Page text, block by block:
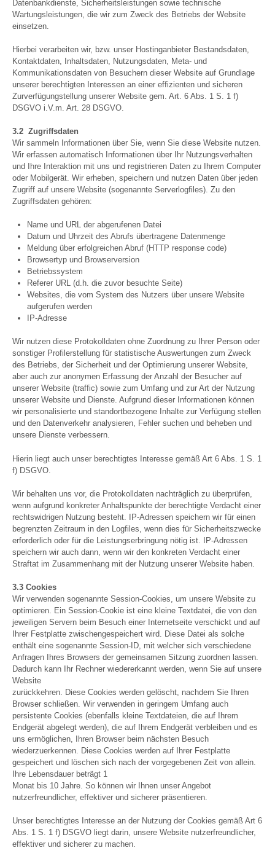
Datenbankdienste, Sicherheitsleistungen sowie technische
Wartungsleistungen, die wir zum Zweck des Betriebs der Website
einsetzen.
Hierbei verarbeiten wir, bzw. unser Hostinganbieter Bestandsdaten,
Kontaktdaten, Inhaltsdaten, Nutzungsdaten, Meta- und
Kommunikationsdaten von Besuchern dieser Website auf Grundlage
unserer berechtigten Interessen an einer effizienten und sicheren
Zurverfügungstellung unserer Website gem. Art. 6 Abs. 1 S. 1 f)
DSGVO i.V.m. Art. 28 DSGVO.
3.2 Zugriffsdaten
Wir sammeln Informationen über Sie, wenn Sie diese Website nutzen.
Wir erfassen automatisch Informationen über Ihr Nutzungsverhalten
und Ihre Interaktion mit uns und registrieren Daten zu Ihrem Computer
oder Mobilgerät. Wir erheben, speichern und nutzen Daten über jeden
Zugriff auf unsere Website (sogenannte Serverlogfiles). Zu den
Zugriffsdaten gehören:
Name und URL der abgerufenen Datei
Datum und Uhrzeit des Abrufs übertragene Datenmenge
Meldung über erfolgreichen Abruf (HTTP response code)
Browsertyp und Browserversion
Betriebssystem
Referer URL (d.h. die zuvor besuchte Seite)
Websites, die vom System des Nutzers über unsere Website
aufgerufen werden
IP-Adresse
Wir nutzen diese Protokolldaten ohne Zuordnung zu Ihrer Person oder
sonstiger Profilerstellung für statistische Auswertungen zum Zweck
des Betriebs, der Sicherheit und der Optimierung unserer Website,
aber auch zur anonymen Erfassung der Anzahl der Besucher auf
unserer Website (traffic) sowie zum Umfang und zur Art der Nutzung
unserer Website und Dienste. Aufgrund dieser Informationen können
wir personalisierte und standortbezogene Inhalte zur Verfügung stellen
und den Datenverkehr analysieren, Fehler suchen und beheben und
unsere Dienste verbessern.
Hierin liegt auch unser berechtigtes Interesse gemäß Art 6 Abs. 1 S. 1
f) DSGVO.
Wir behalten uns vor, die Protokolldaten nachträglich zu überprüfen,
wenn aufgrund konkreter Anhaltspunkte der berechtigte Verdacht einer
rechtswidrigen Nutzung besteht. IP-Adressen speichern wir für einen
begrenzten Zeitraum in den Logfiles, wenn dies für Sicherheitszwecke
erforderlich oder für die Leistungserbringung nötig ist. IP-Adressen
speichern wir auch dann, wenn wir den konkreten Verdacht einer
Straftat im Zusammenhang mit der Nutzung unserer Website haben.
3.3 Cookies
Wir verwenden sogenannte Session-Cookies, um unsere Website zu
optimieren. Ein Session-Cookie ist eine kleine Textdatei, die von den
jeweiligen Servern beim Besuch einer Internetseite verschickt und auf
Ihrer Festplatte zwischengespeichert wird. Diese Datei als solche
enthält eine sogenannte Session-ID, mit welcher sich verschiedene
Anfragen Ihres Browsers der gemeinsamen Sitzung zuordnen lassen.
Dadurch kann Ihr Rechner wiedererkannt werden, wenn Sie auf unsere
Website
zurückkehren. Diese Cookies werden gelöscht, nachdem Sie Ihren
Browser schließen. Wir verwenden in geringem Umfang auch
persistente Cookies (ebenfalls kleine Textdateien, die auf Ihrem
Endgerät abgelegt werden), die auf Ihrem Endgerät verbleiben und es
uns ermöglichen, Ihren Browser beim nächsten Besuch
wiederzuerkennen. Diese Cookies werden auf Ihrer Festplatte
gespeichert und löschen sich nach der vorgegebenen Zeit von allein.
Ihre Lebensdauer beträgt 1
Monat bis 10 Jahre. So können wir Ihnen unser Angebot
nutzerfreundlicher, effektiver und sicherer präsentieren.
Unser berechtigtes Interesse an der Nutzung der Cookies gemäß Art 6
Abs. 1 S. 1 f) DSGVO liegt darin, unsere Website nutzerfreundlicher,
effektiver und sicherer zu machen.